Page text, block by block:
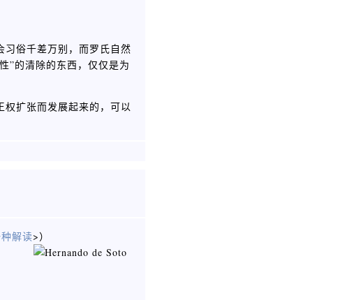
俗千差万别，而罗氏自然
”的清除的东西，仅仅是为
扩张而发展起来的，可以
解读>）